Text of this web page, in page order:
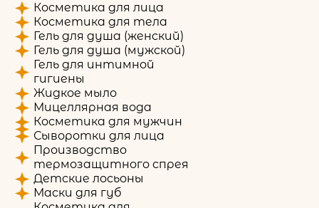
Косметика для лица
Косметика для тела
Гель для душа (женский)
Гель для душа (мужской)
Гель для интимной
гигиены
Жидкое мыло
Мицеллярная вода
Косметика для мужчин
Сыворотки для лица
Производство
термозащитного спрея
Детские лосьоны
Маски для губ